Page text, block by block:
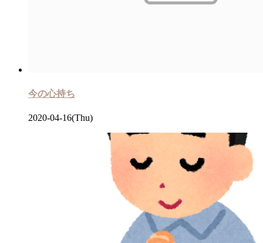
今の心持ち
2020-04-16(Thu)